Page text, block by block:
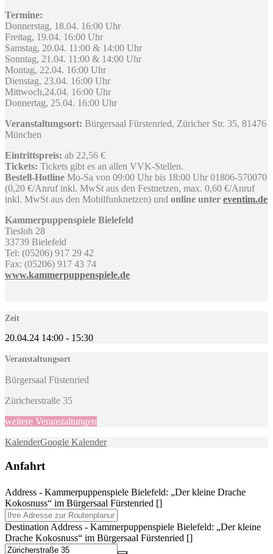
Termine:
Donnerstag, 18.04. 16:00 Uhr
Freitag, 19.04. 16:00 Uhr
Samstag, 20.04. 11:00 & 14:00 Uhr
Sonntag, 21.04. 11:00 & 14:00 Uhr
Montag, 22.04. 16:00 Uhr
Dienstag, 23.04. 16:00 Uhr
Mittwoch,24.04. 16:00 Uhr
Donnertag, 25.04. 16:00 Uhr
Veranstaltungsort: Bürgersaal Fürstenried, Züricher Str. 35, 81476
München
Eintrittspreis: ab 22,56 €
Tickets: Tickets gibt es an allen VVK-Stellen.
Bestell-Hotline Mo-Sa von 09:00 Uhr bis 18:00 Uhr 01806-570070
(0,20 €/Anruf inkl. MwSt aus den Festnetzen, max. 0,60 €/Anruf
inkl. MwSt aus den Mobilfunknetzen) und online unter eventim.de
Kammerpuppenspiele Bielefeld
Tiesloh 28
33739 Bielefeld
Tel: (05206) 917 29 42
Fax: (05206) 917 43 74
www.kammerpuppenspiele.de
Zeit
20.04.24 14:00 - 15:30
Veranstaltungsort
Bürgersaal Füstenried
Züricherstraße 35
weitere Veranstaltungen
KalenderGoogle Kalender
Anfahrt
Address - Kammerpuppenspiele Bielefeld: „Der kleine Drache
Kokosnuss“ im Bürgersaal Fürstenried []
Destination Address - Kammerpuppenspiele Bielefeld: „Der kleine
Drache Kokosnuss“ im Bürgersaal Fürstenried []